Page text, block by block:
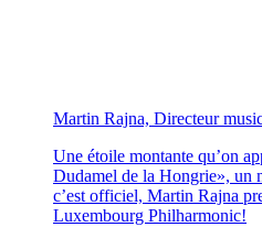
Martin Rajna, Directeur
Une étoile montante qu’on
Dudamel de la Hongrie», un
c’est officiel, Martin Rajna
Luxembourg Philharmonic!